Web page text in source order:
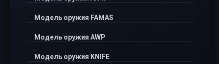
Модель оружия FAMAS
Модель оружия AWP
Модель оружия KNIFE